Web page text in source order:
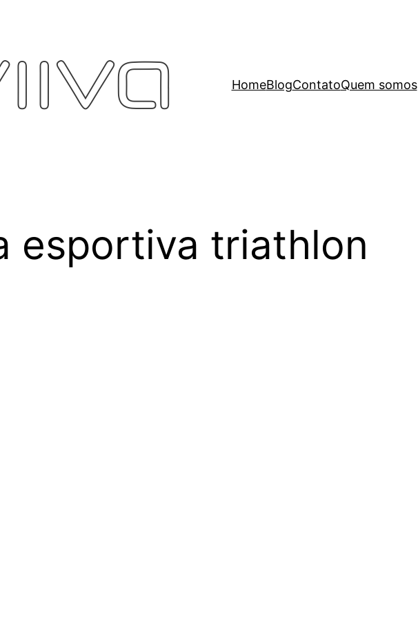
HomeBlogContatoQuem somos
esportiva triathlon